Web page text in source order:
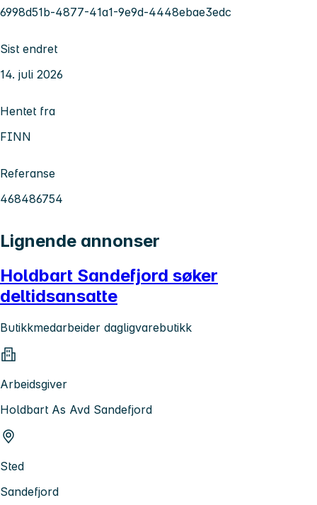
6998d51b-4877-41a1-9e9d-4448ebae3edc
Sist endret
14. juli 2026
Hentet fra
FINN
Referanse
468486754
Lignende annonser
Holdbart Sandefjord søker
deltidsansatte
Butikkmedarbeider dagligvarebutikk
Arbeidsgiver
Holdbart As Avd Sandefjord
Sted
Sandefjord